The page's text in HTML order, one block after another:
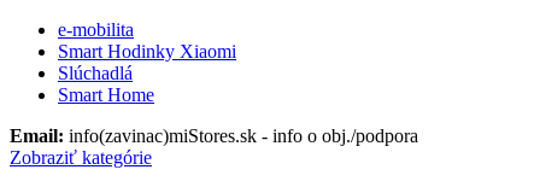
e-mobilita
Smart Hodinky Xiaomi
Slúchadlá
Smart Home
Email: info(zavinac)miStores.sk - info o obj./podpora
Zobraziť kategórie